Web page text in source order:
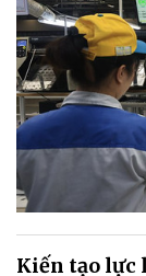
Kiến tạo lực